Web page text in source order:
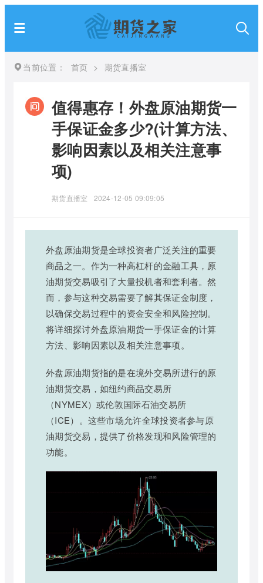
当前位置： 首页 > 期货直播室
值得惠存！外盘原油期货一
手保证金多少?(计算方法、
影响因素以及相关注意事
项)
期货直播室 2024-12-05 09:09:05
外盘原油期货是全球投资者广泛关注的重要
商品之一。作为一种高杠杆的金融工具，原
油期货交易吸引了大量投机者和套利者。然
而，参与这种交易需要了解其保证金制度，
以确保交易过程中的资金安全和风险控制。
将详细探讨外盘原油期货一手保证金的计算
方法、影响因素以及相关注意事项。
外盘原油期货指的是在境外交易所进行的原
油期货交易，如纽约商品交易所
（NYMEX）或伦敦国际石油交易所
（ICE）。这些市场允许全球投资者参与原
油期货交易，提供了价格发现和风险管理的
功能。